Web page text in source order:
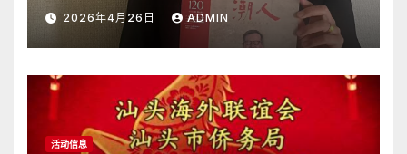
2026年4月26日 ADMIN
活动信息